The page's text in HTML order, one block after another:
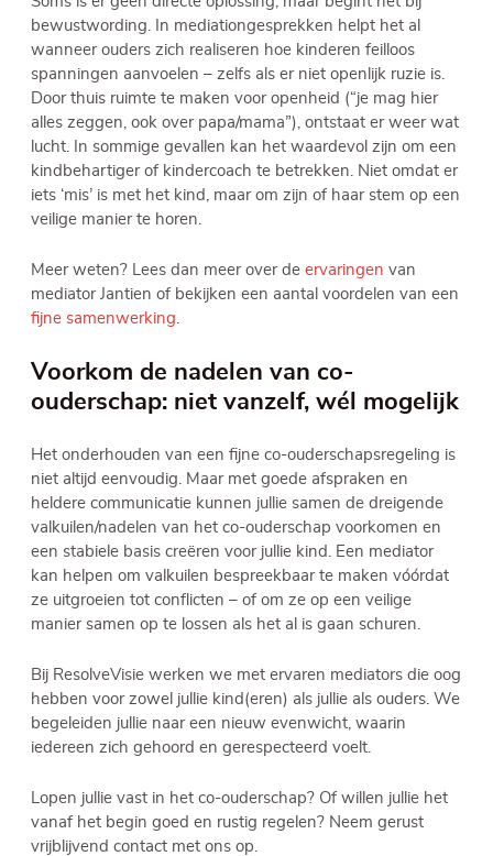
bewustwording. In mediationgesprekken helpt het al
wanneer ouders zich realiseren hoe kinderen feilloos
spanningen aanvoelen – zelfs als er niet openlijk ruzie is.
Door thuis ruimte te maken voor openheid (“je mag hier
alles zeggen, ook over papa/mama”), ontstaat er weer wat
lucht. In sommige gevallen kan het waardevol zijn om een
kindbehartiger of kindercoach te betrekken. Niet omdat er
iets ‘mis’ is met het kind, maar om zijn of haar stem op een
veilige manier te horen.
Meer weten? Lees dan meer over de ervaringen van
mediator Jantien of bekijken een aantal voordelen van een
fijne samenwerking.
Voorkom de nadelen van co-
ouderschap: niet vanzelf, wél mogelijk
Het onderhouden van een fijne co-ouderschapsregeling is
niet altijd eenvoudig. Maar met goede afspraken en
heldere communicatie kunnen jullie samen de dreigende
valkuilen/nadelen van het co-ouderschap voorkomen en
een stabiele basis creëren voor jullie kind. Een mediator
kan helpen om valkuilen bespreekbaar te maken vóórdat
ze uitgroeien tot conflicten – of om ze op een veilige
manier samen op te lossen als het al is gaan schuren.
Bij ResolveVisie werken we met ervaren mediators die oog
hebben voor zowel jullie kind(eren) als jullie als ouders. We
begeleiden jullie naar een nieuw evenwicht, waarin
iedereen zich gehoord en gerespecteerd voelt.
Lopen jullie vast in het co-ouderschap? Of willen jullie het
vanaf het begin goed en rustig regelen? Neem gerust
vrijblijvend contact met ons op.